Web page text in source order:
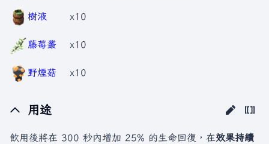
樹液 x10
藤莓叢 x10
野煙菇 x10
用途
飲用後將在 300 秒內增加 25% 的生命回復，在效果持續